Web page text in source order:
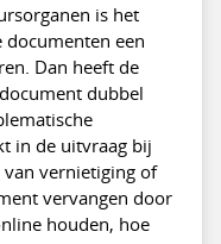
is het
een
Dan heeft de
dubbel
in de uitvraag bij
vernietiging of
vervangen door
houden, hoe